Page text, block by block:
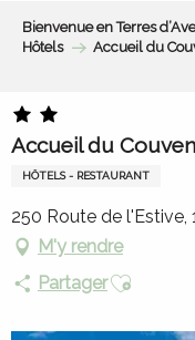
Bienvenue en Terres
Hôtels
Accueil du
Accueil du
HÔTELS - RESTAURANT
250 Route de
M'y rendre
PartagerAjouter